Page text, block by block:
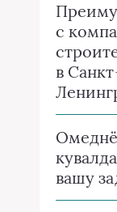
с
в
вашу